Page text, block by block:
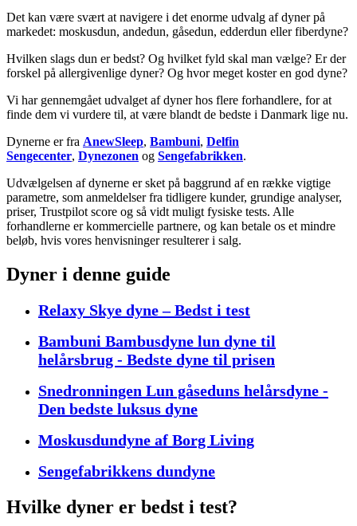
Det kan være svært at navigere i det enorme udvalg af dyner på
markedet: moskusdun, andedun, gåsedun, edderdun eller fiberdyne?
Hvilken slags dun er bedst? Og hvilket fyld skal man vælge? Er der
forskel på allergivenlige dyner? Og hvor meget koster en god dyne?
Vi har gennemgået udvalget af dyner hos flere forhandlere, for at
finde dem vi vurdere til, at være blandt de bedste i Danmark lige nu.
Dynerne er fra AnewSleep, Bambuni, Delfin
Sengecenter, Dynezonen og Sengefabrikken.
Udvælgelsen af dynerne er sket på baggrund af en række vigtige
parametre, som anmeldelser fra tidligere kunder, grundige analyser,
priser, Trustpilot score og så vidt muligt fysiske tests. Alle
forhandlerne er kommercielle partnere, og kan betale os et mindre
beløb, hvis vores henvisninger resulterer i salg.
Dyner i denne guide
Relaxy Skye dyne – Bedst i test
Bambuni Bambusdyne lun dyne til
helårsbrug - Bedste dyne til prisen
Snedronningen Lun gåseduns helårsdyne -
Den bedste luksus dyne
Moskusdundyne af Borg Living
Sengefabrikkens dundyne
Hvilke dyner er bedst i test?